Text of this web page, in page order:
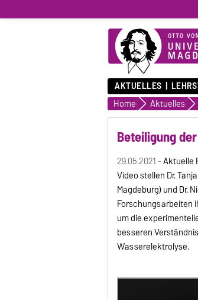
AKTUELLES
Home Aktuelles
Beteiligung
29.05.2021 -Aktuelle
Video stellen Dr.
Magdeburg) und Dr.
Forschungsarbeiten
um die
besseren
Wasserelektrolyse.